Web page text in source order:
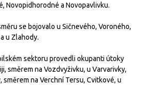
Novopidhorodné a Novopavlivku.
se bojovalo u Sičnevého, Voroného,
u Zlahody.
sektoru provedli okupanti útoky
směrem na Vozdvyživku, u Varvarivky,
na Verchní Tersu, Cvitkové, u